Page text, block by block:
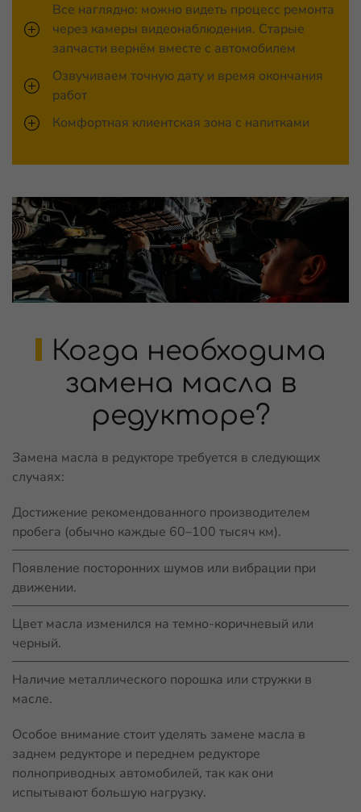
Все наглядно: можно видеть процесс ремонта
через камеры видеонаблюдения. Старые
запчасти вернём вместе с автомобилем
Озвучиваем точную дату и время окончания
работ
Комфортная клиентская зона с напитками
Когда необходима
замена масла в
редукторе?
Замена масла в редукторе требуется в следующих
случаях:
Достижение рекомендованного производителем
пробега (обычно каждые 60–100 тысяч км).
Появление посторонних шумов или вибрации при
движении.
Цвет масла изменился на темно-коричневый или
черный.
Наличие металлического порошка или стружки в
масле.
Особое внимание стоит уделять замене масла в
заднем редукторе и переднем редукторе
полноприводных автомобилей, так как они
испытывают большую нагрузку.